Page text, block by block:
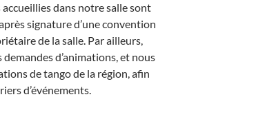
dans notre salle sont
signature d’une convention
de la salle. Par ailleurs,
d’animations, et nous
de tango de la région, afin
d’événements.